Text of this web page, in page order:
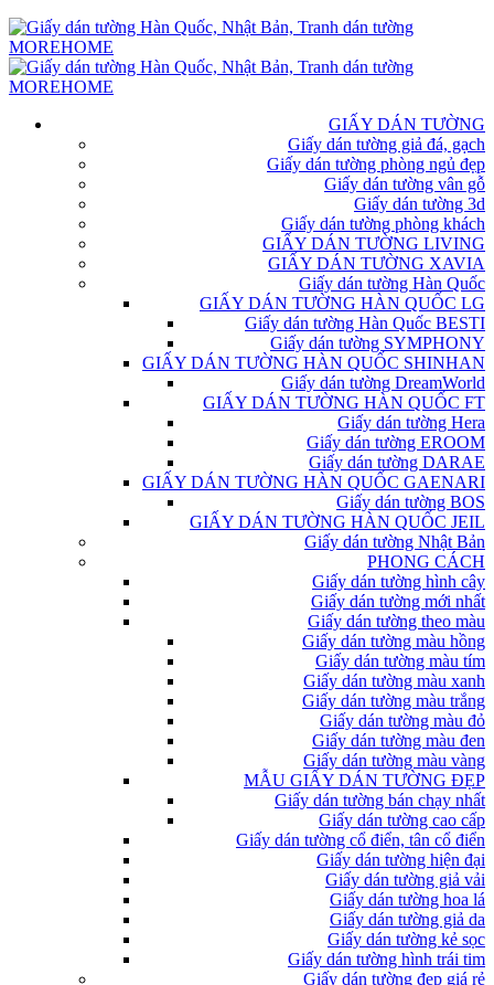
GIẤY DÁN TƯỜNG
Giấy dán tường giả đá, gạch
Giấy dán tường phòng ngủ đẹp
Giấy dán tường vân gỗ
Giấy dán tường 3d
Giấy dán tường phòng khách
GIẤY DÁN TƯỜNG LIVING
GIẤY DÁN TƯỜNG XAVIA
Giấy dán tường Hàn Quốc
GIẤY DÁN TƯỜNG HÀN QUỐC LG
Giấy dán tường Hàn Quốc BESTI
Giấy dán tường SYMPHONY
GIẤY DÁN TƯỜNG HÀN QUỐC SHINHAN
Giấy dán tường DreamWorld
GIẤY DÁN TƯỜNG HÀN QUỐC FT
Giấy dán tường Hera
Giấy dán tường EROOM
Giấy dán tường DARAE
GIẤY DÁN TƯỜNG HÀN QUỐC GAENARI
Giấy dán tường BOS
GIẤY DÁN TƯỜNG HÀN QUỐC JEIL
Giấy dán tường Nhật Bản
PHONG CÁCH
Giấy dán tường hình cây
Giấy dán tường mới nhất
Giấy dán tường theo màu
Giấy dán tường màu hồng
Giấy dán tường màu tím
Giấy dán tường màu xanh
Giấy dán tường màu trắng
Giấy dán tường màu đỏ
Giấy dán tường màu đen
Giấy dán tường màu vàng
MẪU GIẤY DÁN TƯỜNG ĐẸP
Giấy dán tường bán chạy nhất
Giấy dán tường cao cấp
Giấy dán tường cổ điển, tân cổ điển
Giấy dán tường hiện đại
Giấy dán tường giả vải
Giấy dán tường hoa lá
Giấy dán tường giả da
Giấy dán tường kẻ sọc
Giấy dán tường hình trái tim
Giấy dán tường đẹp giá rẻ